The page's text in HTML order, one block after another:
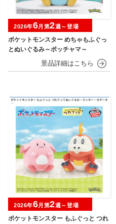
ポケットモンスター めちゃもふぐっ
とぬいぐるみ～ポッチャマ～
2026年6月第2週～登場
ポケットモンスター もふぐっと つれ
2026年6月第2週～登場